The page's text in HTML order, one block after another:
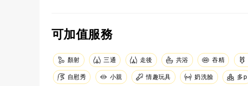
可加值服務
顏射 三通 走後 共浴 吞精
自慰秀 小親 情趣玩具 奶洗臉 多p